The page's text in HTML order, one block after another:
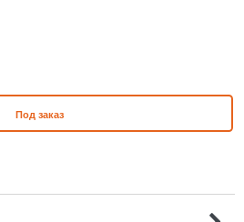
Под заказ